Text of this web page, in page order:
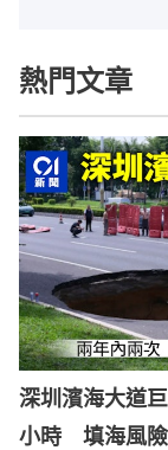
熱門文章
深圳濱海大道
小時 填海風